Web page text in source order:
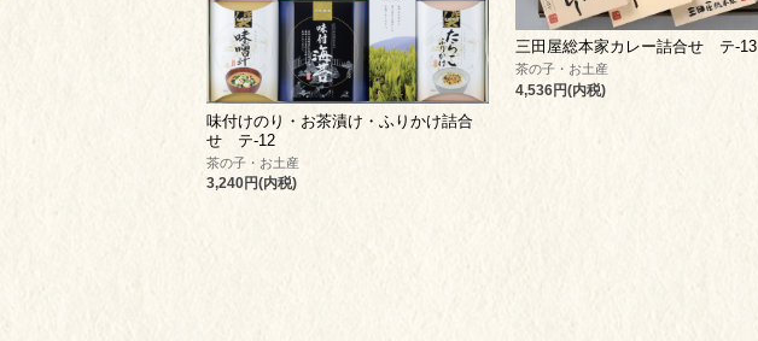
味付けのり・お茶漬け・ふりかけ詰合
せ テ-12
茶の子・お土産
3,240円(内税)
三田屋総本家カレー詰合せ テ-13
茶の子・お土産
4,536円(内税)